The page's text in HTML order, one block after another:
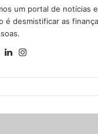
um portal de notícias
é desmistificar as
WebsiteLinkedin